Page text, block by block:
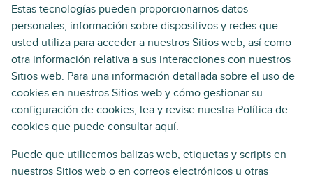
Estas tecnologías pueden proporcionarnos datos
personales, información sobre dispositivos y redes que
usted utiliza para acceder a nuestros Sitios web, así como
otra información relativa a sus interacciones con nuestros
Sitios web. Para una información detallada sobre el uso de
cookies en nuestros Sitios web y cómo gestionar su
configuración de cookies, lea y revise nuestra Política de
cookies que puede consultar aquí.
Puede que utilicemos balizas web, etiquetas y scripts en
nuestros Sitios web o en correos electrónicos u otras